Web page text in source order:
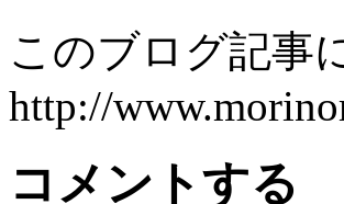
このブログ記事
http://
コメントする